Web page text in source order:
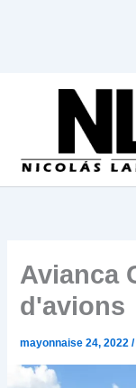
Avianca
d'avions
mayonnaise 24, 2022